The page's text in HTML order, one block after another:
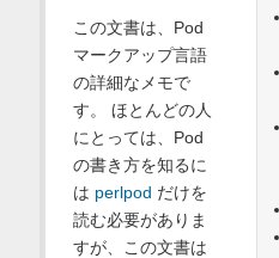
この文書は、Pod
マークアップ言語
の詳細なメモで
す。 ほとんどの人
にとっては、Pod
の書き方を知るに
は perlpod だけを
読む必要がありま
すが、この文書は